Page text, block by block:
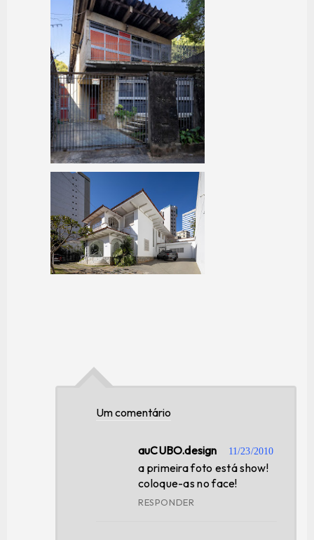
Um comentário
auCUBO.design 11/23/2010
a primeira foto está show!
coloque-as no face!
RESPONDER